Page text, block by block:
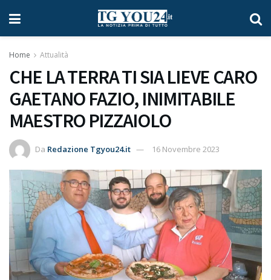
Home Attualità
CHE LA TERRA TI SIA LIEVE CARO
GAETANO FAZIO, INIMITABILE
MAESTRO PIZZAIOLO
Da Redazione Tgyou24.it 16 Novembre 2023